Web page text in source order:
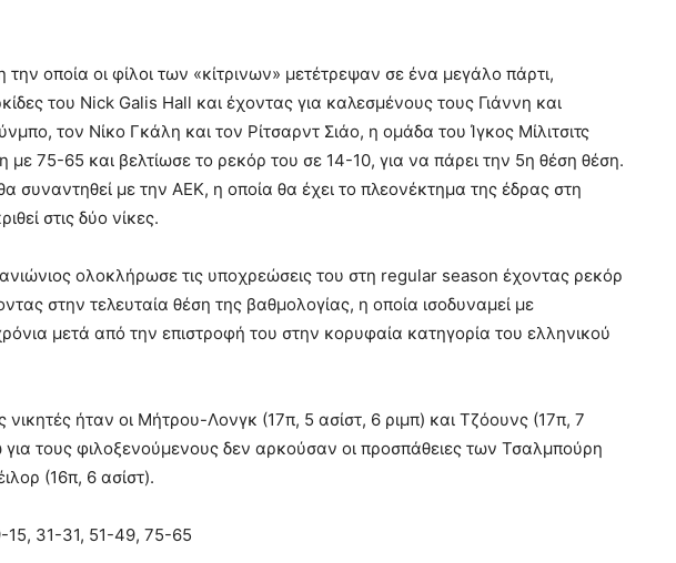
την οποία οι φίλοι των «κίτρινων» μετέτρεψαν σε ένα μεγάλο πάρτι,
του Nick Galis Hall και έχοντας για καλεσμένους τους Γιάννη και
τον Νίκο Γκάλη και τον Ρίτσαρντ Σιάο, η ομάδα του Ίγκος Μίλιτσιτς
με 75-65 και βελτίωσε το ρεκόρ του σε 14-10, για να πάρει την 5η θέση θέση.
συναντηθεί με την ΑΕΚ, η οποία θα έχει το πλεονέκτημα της έδρας στη
στις δύο νίκες.
ολοκλήρωσε τις υποχρεώσεις του στη regular season έχοντας ρεκόρ
στην τελευταία θέση της βαθμολογίας, η οποία ισοδυναμεί με
μετά από την επιστροφή του στην κορυφαία κατηγορία του ελληνικού
νικητές ήταν οι Μήτρου-Λονγκ (17π, 5 ασίστ, 6 ριμπ) και Τζόουνς (17π, 7
για τους φιλοξενούμενους δεν αρκούσαν οι προσπάθειες των Τσαλμπούρη
(16π, 6 ασίστ).
15, 31-31, 51-49, 75-65